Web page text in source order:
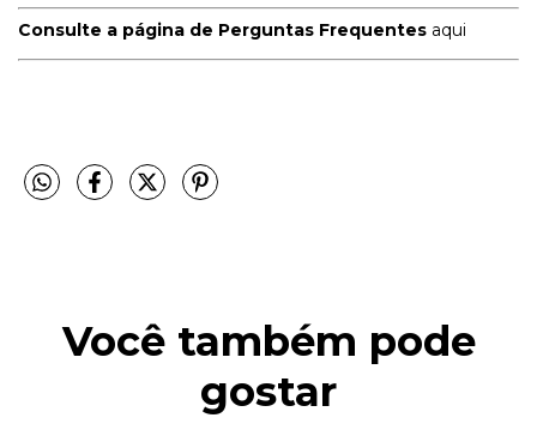
Consulte a página de Perguntas Frequentes aqui
Você também pode
gostar